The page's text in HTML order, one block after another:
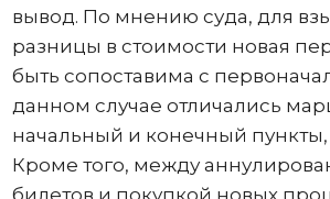
вывод. По мнению суда, для
разницы в стоимости новая
быть сопоставима с
данном случае отличались
начальный и конечный
Кроме того, между
билетов и покупкой новых